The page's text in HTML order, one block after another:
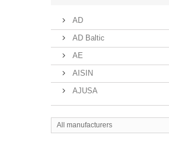
AD
AD Baltic
AE
AISIN
AJUSA
All manufacturers